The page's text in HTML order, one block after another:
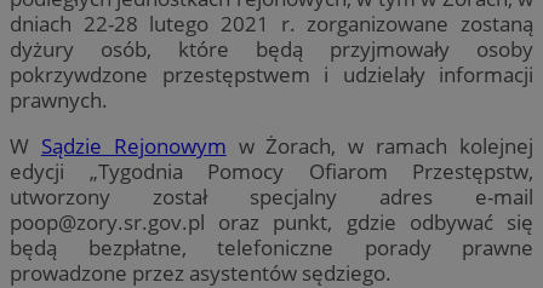
dniach 22-28 lutego 2021 r. zorganizowane zostaną
dyżury osób, które będą przyjmowały osoby
pokrzywdzone przestępstwem i udzielały informacji
prawnych.
W Sądzie Rejonowym w Żorach, w ramach kolejnej
edycji „Tygodnia Pomocy Ofiarom Przestępstw,
utworzony został specjalny adres e-mail
poop@zory.sr.gov.pl oraz punkt, gdzie odbywać się
będą bezpłatne, telefoniczne porady prawne
prowadzone przez asystentów sędziego.